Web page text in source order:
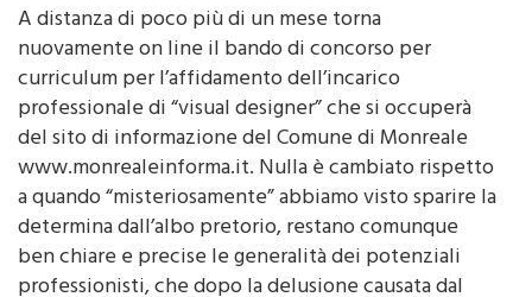
A distanza di poco più di un mese torna
nuovamente on line il bando di concorso per
curriculum per l’affidamento dell’incarico
professionale di “visual designer” che si occuperà
del sito di informazione del Comune di Monreale
www.monrealeinforma.it. Nulla è cambiato rispetto
a quando “misteriosamente” abbiamo visto sparire la
determina dall’albo pretorio, restano comunque
ben chiare e precise le generalità dei potenziali
professionisti, che dopo la delusione causata dal